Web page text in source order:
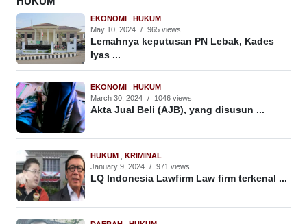
EKONOMI
HUKUM
May 10, 2024 / 965 views
Lemahnya keputusan PN Lebak, Kades
Iyas ...
EKONOMI
HUKUM
March 30, 2024 / 1046 views
Akta Jual Beli (AJB), yang disusun ...
HUKUM
KRIMINAL
January 9, 2024 / 971 views
LQ Indonesia Lawfirm Law firm terkenal ...